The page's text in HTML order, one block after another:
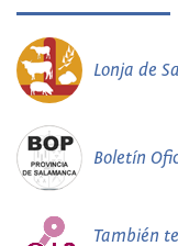
Lonja de
Boletín
También